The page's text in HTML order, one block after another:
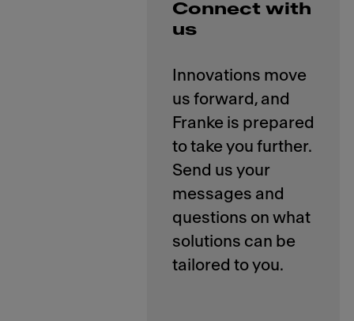
Connect with
us
Innovations move
us forward, and
Franke is prepared
to take you further.
Send us your
messages and
questions on what
solutions can be